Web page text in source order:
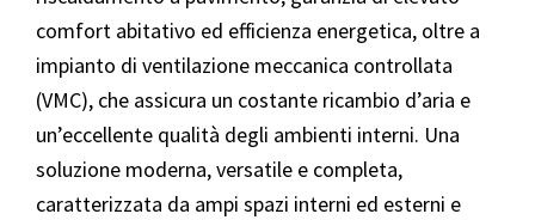
comfort abitativo ed efficienza energetica, oltre a
impianto di ventilazione meccanica controllata
(VMC), che assicura un costante ricambio d’aria e
un’eccellente qualità degli ambienti interni. Una
soluzione moderna, versatile e completa,
caratterizzata da ampi spazi interni ed esterni e